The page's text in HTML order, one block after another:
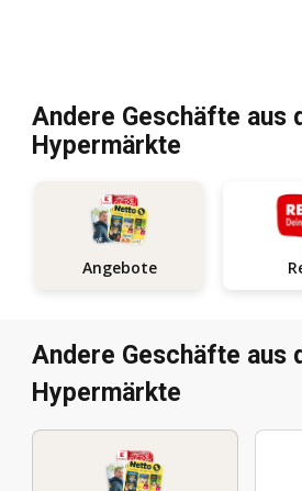
Andere Geschäfte aus
Hypermärkte
Angebote
Andere Geschäfte aus
Hypermärkte